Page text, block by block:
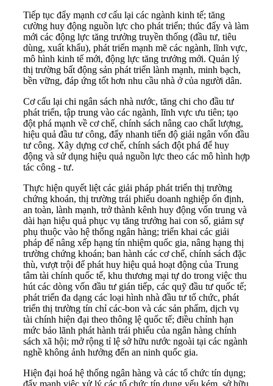
Tiếp tục đẩy mạnh cơ cấu lại các ngành kinh tế; tăng
cường huy động nguồn lực cho phát triển; thúc đẩy và làm
mới các động lực tăng trưởng truyền thống (đầu tư, tiêu
dùng, xuất khẩu), phát triển mạnh mẽ các ngành, lĩnh vực,
mô hình kinh tế mới, động lực tăng trưởng mới. Quản lý
thị trường bất động sản phát triển lành mạnh, minh bạch,
bền vững, đáp ứng tốt hơn nhu cầu nhà ở của người dân.
Cơ cấu lại chi ngân sách nhà nước, tăng chi cho đầu tư
phát triển, tập trung vào các ngành, lĩnh vực ưu tiên; tạo
đột phá mạnh về cơ chế, chính sách nâng cao chất lượng,
hiệu quả đầu tư công, đẩy nhanh tiến độ giải ngân vốn đầu
tư công. Xây dựng cơ chế, chính sách đột phá để huy
động và sử dụng hiệu quả nguồn lực theo các mô hình hợp
tác công - tư.
Thực hiện quyết liệt các giải pháp phát triển thị trường
chứng khoán, thị trường trái phiếu doanh nghiệp ổn định,
an toàn, lành mạnh, trở thành kênh huy động vốn trung và
dài hạn hiệu quả phục vụ tăng trưởng hai con số, giảm sự
phụ thuộc vào hệ thống ngân hàng; triển khai các giải
pháp để nâng xếp hạng tín nhiệm quốc gia, nâng hạng thị
trường chứng khoán; ban hành các cơ chế, chính sách đặc
thù, vượt trội để phát huy hiệu quả hoạt động của Trung
tâm tài chính quốc tế, khu thương mại tự do trong việc thu
hút các dòng vốn đầu tư gián tiếp, các quỹ đầu tư quốc tế;
phát triển đa dạng các loại hình nhà đầu tư tổ chức, phát
triển thị trường tín chỉ các-bon và các sản phẩm, dịch vụ
tài chính hiện đại theo thông lệ quốc tế; điều chỉnh hạn
mức bảo lãnh phát hành trái phiếu của ngân hàng chính
sách xã hội; mở rộng tỉ lệ sở hữu nước ngoài tại các ngành
nghề không ảnh hưởng đến an ninh quốc gia.
Hiện đại hoá hệ thống ngân hàng và các tổ chức tín dụng;
đẩy mạnh việc xử lý các tổ chức tín dụng yếu kém, sở hữu